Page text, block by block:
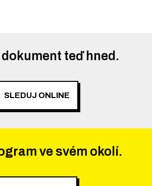
dokument teď hned.
SLEDUJ ONLINE
ve svém okolí.